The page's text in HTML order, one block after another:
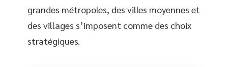
grandes métropoles, des villes moyennes et
des villages s’imposent comme des choix
stratégiques.